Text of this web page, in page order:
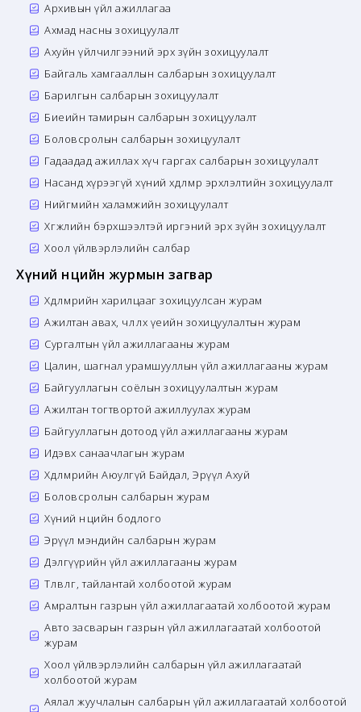
Архивын үйл ажиллагаа
Ахмад насны зохицуулалт
Ахуйн үйлчилгээний эрх зүйн зохицуулалт
Байгаль хамгааллын салбарын зохицуулалт
Барилгын салбарын зохицуулалт
Биеийн тамирын салбарын зохицуулалт
Боловсролын салбарын зохицуулалт
Гадаадад ажиллах хүч гаргах салбарын зохицуулалт
Насанд хүрээгүй хүний хөдөлмөр эрхлэлтийн зохицуулалт
Нийгмийн халамжийн зохицуулалт
Хөгжлийн бэрхшээлтэй иргэний эрх зүйн зохицуулалт
Хоол үйлвэрлэлийн салбар
Хүний нөөцийн журмын загвар
Хөдөлмөрийн харилцааг зохицуулсан журам
Ажилтан авах, чөлөөлөх үеийн зохицуулалтын журам
Сургалтын үйл ажиллагааны журам
Цалин, шагнал урамшууллын үйл ажиллагааны журам
Байгууллагын соёлын зохицуулалтын журам
Ажилтан тогтвортой ажиллуулах журам
Байгууллагын дотоод үйл ажиллагааны журам
Идэвх санаачлагын журам
Хөдөлмөрийн Аюулгүй Байдал, Эрүүл Ахуй
Боловсролын салбарын журам
Хүний нөөцийн бодлого
Эрүүл мэндийн салбарын журам
Дэлгүүрийн үйл ажиллагааны журам
Төлөвлөгөө, тайлантай холбоотой журам
Амралтын газрын үйл ажиллагаатай холбоотой журам
Авто засварын газрын үйл ажиллагаатай холбоотой
журам
Хоол үйлвэрлэлийн салбарын үйл ажиллагаатай
холбоотой журам
Аялал жуучлалын салбарын үйл ажиллагаатай холбоотой